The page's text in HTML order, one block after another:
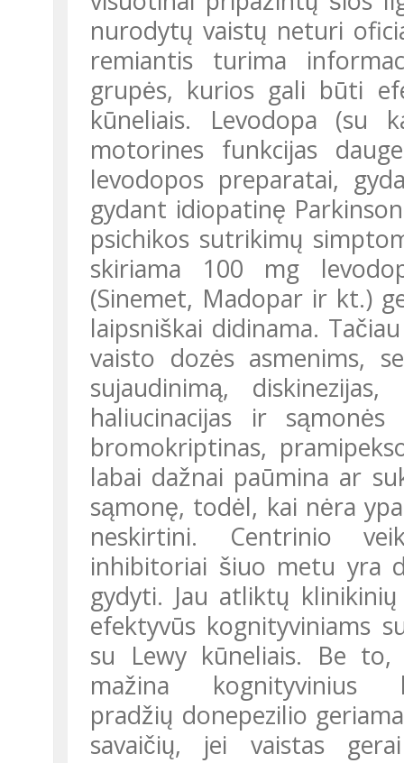
nurodytų vaistų neturi
remiantis turima
grupės, kurios gali būti
kūneliais. Levodopa (su
motorines funkcijas
levodopos preparatai,
gydant idiopatinę
psichikos sutrikimų
skiriama 100 mg
(Sinemet, Madopar ir kt.)
laipsniškai didinama.
vaisto dozės asmenims,
sujaudinimą,
haliucinacijas ir
bromokriptinas,
labai dažnai paūmina ar
sąmonę, todėl, kai nėra
neskirtini. Centrinio
inhibitoriai šiuo metu yra
gydyti. Jau atliktų
efektyvūs kognityviniams
su Lewy kūneliais. Be
mažina
pradžių donepezilio
savaičių, jei vaistas